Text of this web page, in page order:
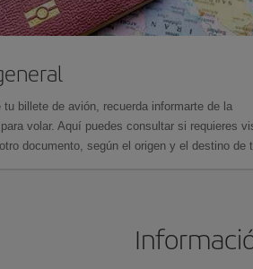
billete de avión, recuerda informarte de la
volar. Aquí puedes consultar si requieres
documento, según el origen y el destino de